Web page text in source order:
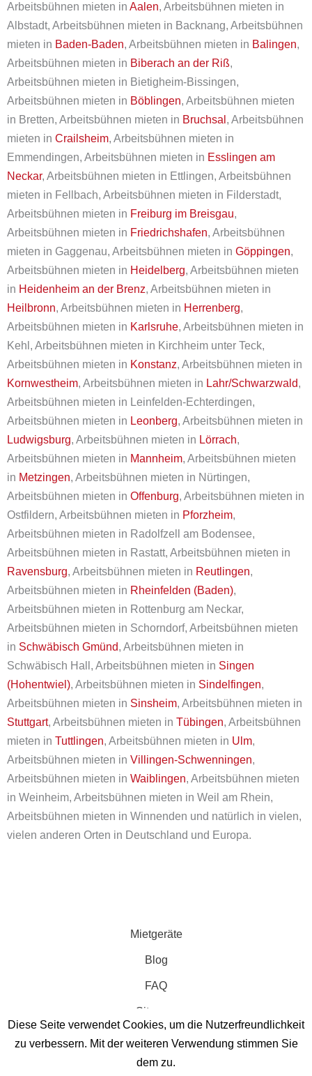
Arbeitsbühnen mieten in Aalen, Arbeitsbühnen mieten in
Albstadt, Arbeitsbühnen mieten in Backnang, Arbeitsbühnen
mieten in Baden-Baden, Arbeitsbühnen mieten in Balingen,
Arbeitsbühnen mieten in Biberach an der Riß,
Arbeitsbühnen mieten in Bietigheim-Bissingen,
Arbeitsbühnen mieten in Böblingen, Arbeitsbühnen mieten
in Bretten, Arbeitsbühnen mieten in Bruchsal , Arbeitsbühnen
mieten in Crailsheim, Arbeitsbühnen mieten in
Emmendingen, Arbeitsbühnen mieten in Esslingen am
Neckar, Arbeitsbühnen mieten in Ettlingen, Arbeitsbühnen
mieten in Fellbach, Arbeitsbühnen mieten in Filderstadt,
Arbeitsbühnen mieten in Freiburg im Breisgau,
Arbeitsbühnen mieten in Friedrichshafen, Arbeitsbühnen
mieten in Gaggenau, Arbeitsbühnen mieten in Göppingen,
Arbeitsbühnen mieten in Heidelberg, Arbeitsbühnen mieten
in Heidenheim an der Brenz, Arbeitsbühnen mieten in
Heilbronn, Arbeitsbühnen mieten in Herrenberg,
Arbeitsbühnen mieten in Karlsruhe, Arbeitsbühnen mieten in
Kehl, Arbeitsbühnen mieten in Kirchheim unter Teck,
Arbeitsbühnen mieten in Konstanz, Arbeitsbühnen mieten in
Kornwestheim, Arbeitsbühnen mieten in Lahr/Schwarzwald,
Arbeitsbühnen mieten in Leinfelden-Echterdingen,
Arbeitsbühnen mieten in Leonberg, Arbeitsbühnen mieten in
Ludwigsburg, Arbeitsbühnen mieten in Lörrach,
Arbeitsbühnen mieten in Mannheim, Arbeitsbühnen mieten
in Metzingen, Arbeitsbühnen mieten in Nürtingen,
Arbeitsbühnen mieten in Offenburg, Arbeitsbühnen mieten in
Ostfildern, Arbeitsbühnen mieten in Pforzheim,
Arbeitsbühnen mieten in Radolfzell am Bodensee,
Arbeitsbühnen mieten in Rastatt, Arbeitsbühnen mieten in
Ravensburg, Arbeitsbühnen mieten in Reutlingen,
Arbeitsbühnen mieten in Rheinfelden (Baden),
Arbeitsbühnen mieten in Rottenburg am Neckar,
Arbeitsbühnen mieten in Schorndorf, Arbeitsbühnen mieten
in Schwäbisch Gmünd, Arbeitsbühnen mieten in
Schwäbisch Hall, Arbeitsbühnen mieten in Singen
(Hohentwiel), Arbeitsbühnen mieten in Sindelfingen,
Arbeitsbühnen mieten in Sinsheim, Arbeitsbühnen mieten in
Stuttgart, Arbeitsbühnen mieten in Tübingen, Arbeitsbühnen
mieten in Tuttlingen, Arbeitsbühnen mieten in Ulm,
Arbeitsbühnen mieten in Villingen-Schwenningen,
Arbeitsbühnen mieten in Waiblingen, Arbeitsbühnen mieten
in Weinheim, Arbeitsbühnen mieten in Weil am Rhein,
Arbeitsbühnen mieten in Winnenden und natürlich in vielen,
vielen anderen Orten in Deutschland und Europa.
Mietgeräte
Blog
FAQ
Sitemap
Diese Seite verwendet Cookies, um die Nutzerfreundlichkeit
zu verbessern. Mit der weiteren Verwendung stimmen Sie
dem zu.